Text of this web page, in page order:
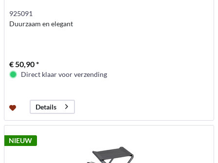
925091
Duurzaam en elegant
€ 50,90 *
Direct klaar voor verzending
Details
NIEUW